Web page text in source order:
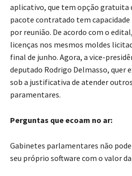
aplicativo, que tem opção gratuita
pacote contratado tem capacidade
por reunião. De acordo com o
licenças nos mesmos moldes
final de junho. Agora, a vice-
deputado Rodrigo Delmasso, quer
sob a justificativa de atender
paramentares.
Perguntas que ecoam no ar:
Gabinetes parlamentares não
seu próprio software com o valor